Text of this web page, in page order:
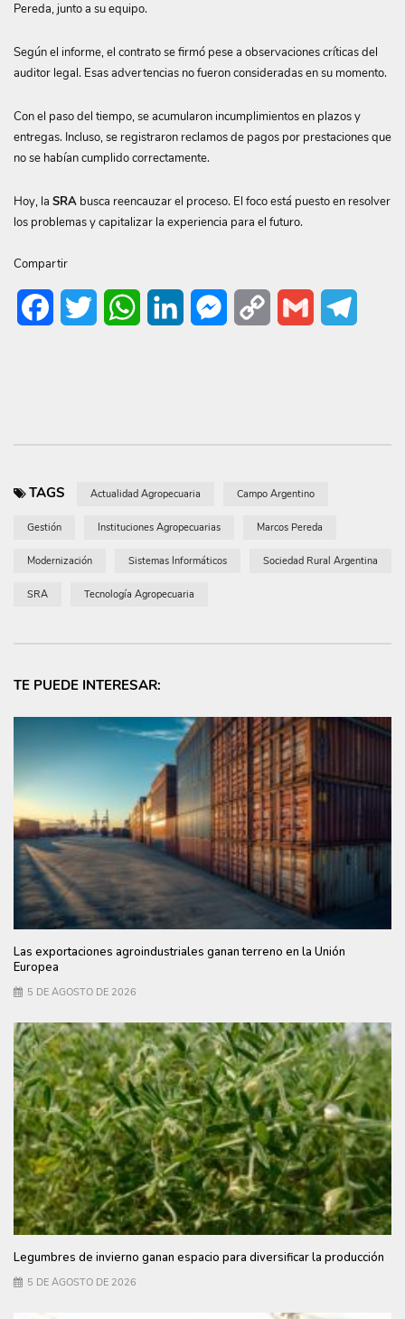
Pereda, junto a su equipo.
Según el informe, el contrato se firmó pese a observaciones críticas del
auditor legal. Esas advertencias no fueron consideradas en su momento.
Con el paso del tiempo, se acumularon incumplimientos en plazos y
entregas. Incluso, se registraron reclamos de pagos por prestaciones que
no se habían cumplido correctamente.
Hoy, la SRA busca reencauzar el proceso. El foco está puesto en resolver
los problemas y capitalizar la experiencia para el futuro.
Compartir
FacebookTwitter WhatsAppLinkedIn Messenger
Copy
Gmail
TAGS Actualidad Agropecuaria Campo Argentino
Gestión Instituciones Agropecuarias Marcos Pereda
Modernización Sistemas Informáticos Sociedad Rural Argentina
SRA Tecnología Agropecuaria
TE PUEDE INTERESAR:
Las exportaciones agroindustriales ganan terreno en la Unión
Europea
5 DE AGOSTO DE 2026
Legumbres de invierno ganan espacio para diversificar la producción
5 DE AGOSTO DE 2026